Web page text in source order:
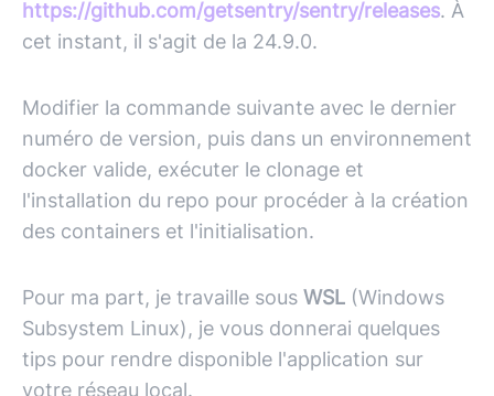
https://github.com/getsentry/sentry/releases. À
cet instant, il s'agit de la 24.9.0.
Modifier la commande suivante avec le dernier
numéro de version, puis dans un environnement
docker valide, exécuter le clonage et
l'installation du repo pour procéder à la création
des containers et l'initialisation.
Pour ma part, je travaille sous WSL (Windows
Subsystem Linux), je vous donnerai quelques
tips pour rendre disponible l'application sur
votre réseau local.